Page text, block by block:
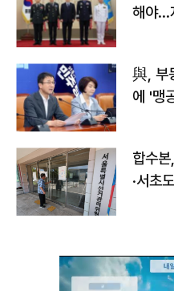
해야…
與, 부
에 '맹
합수
·서초